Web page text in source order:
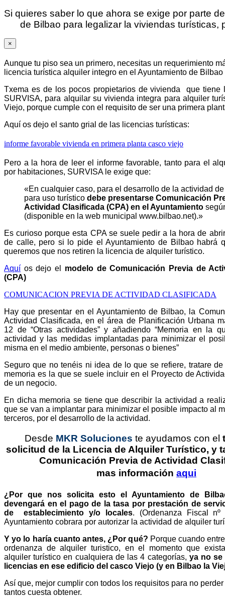
Si quieres saber lo que ahora se exige por parte
de Bilbao para legalizar la viviendas turísticas,
×
Aunque tu piso sea un primero, necesitas un requerimiento
licencia turística alquiler integro en el Ayuntamiento de Bilbao
Txema es de los pocos propietarios de vivienda que tiene
SURVISA, para alquilar su vivienda integra para alquiler
Viejo, porque cumple con el requisito de ser una primera
Aquí os dejo el santo grial de las licencias turísticas:
informe favorable vivienda en primera planta casco viejo
Pero a la hora de leer el informe favorable, tanto para el
por habitaciones, SURVISA le exige que:
«En cualquier caso, para el desarrollo de la actividad
para uso turístico debe presentarse Comunicación
Actividad Clasificada (CPA) en el Ayuntamiento
(disponible en la web municipal www.bilbao.net).»
Es curioso porque esta CPA se suele pedir a la hora de
de calle, pero si lo pide el Ayuntamiento de Bilbao habrá
queremos que nos retiren la licencia de alquiler turístico.
Aquí os dejo el modelo de Comunicación Previa de
(CPA)
COMUNICACION PREVIA DE ACTIVIDAD CLASIFICADA
Hay que presentar en el Ayuntamiento de Bilbao, la
Actividad Clasificada, en el área de Planificación Urbana
12 de “Otras actividades” y añadiendo “Memoria en la
actividad y las medidas implantadas para minimizar el
misma en el medio ambiente, personas o bienes”
Seguro que no tenéis ni idea de lo que se refiere, tratare
memoria es la que se suele incluir en el Proyecto de
de un negocio.
En dicha memoria se tiene que describir la actividad a
que se van a implantar para minimizar el posible impacto al
terceros, por el desarrollo de la actividad.
Desde MKR Soluciones te ayudamos con el
solicitud de la Licencia de Alquiler Turístico, y
Comunicación Previa de Actividad
mas información aqui
¿Por que nos solicita esto el Ayuntamiento de
devengará en el pago de la tasa por prestación de
de establecimiento y/o locales. (Ordenanza Fiscal
Ayuntamiento cobrara por autorizar la actividad de alquiler
Y yo lo haría cuanto antes, ¿Por qué? Porque cuando
ordenanza de alquiler turistico, en el momento que
alquiler turístico en cualquiera de las 4 categorías, ya no se
licencias en ese edificio del casco Viejo (y en Bilbao la
Así que, mejor cumplir con todos los requisitos para no
tantos cuesta obtener.